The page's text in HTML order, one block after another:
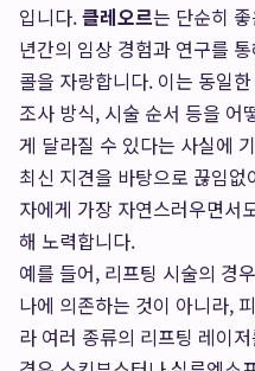
입니다.클레오르는 단순히
년간의 임상 경험과 연구를
콜을 자랑합니다. 이는 동일
조사 방식, 시술 순서 등을 어
게 달라질 수 있다는 사실에
최신 지견을 바탕으로 끊임
자에게 가장 자연스러우면서
해 노력합니다.
예를 들어, 리프팅 시술의 경
나에 의존하는 것이 아니라,
라 여러 종류의 리프팅 레이